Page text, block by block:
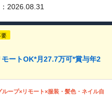
2026.08.31
要
ートOK*月27.7万可*賞与年2
ループ×リモート×服装・髪色・ネイル自